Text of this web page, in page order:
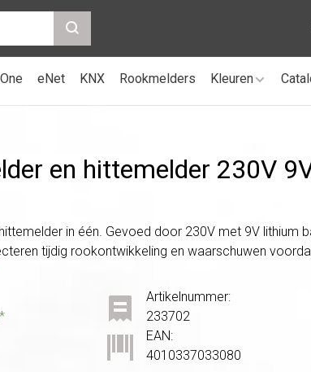
One eNet KNX Rookmelders Kleuren
en hittemelder 230V
in één. Gevoed door 230V met 9V lithium
tijdig rookontwikkeling en waarschuwen
Artikelnummer:
233702
EAN:
4010337033080